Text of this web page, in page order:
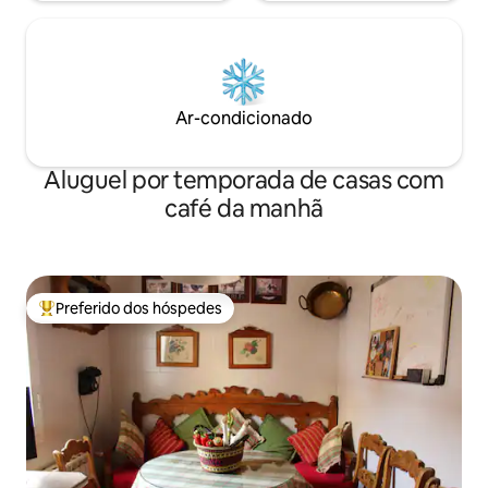
Ar-condicionado
Aluguel por temporada de casas com
café da manhã
Entre os melhores preferidos dos hóspedes
Preferido dos hóspedes